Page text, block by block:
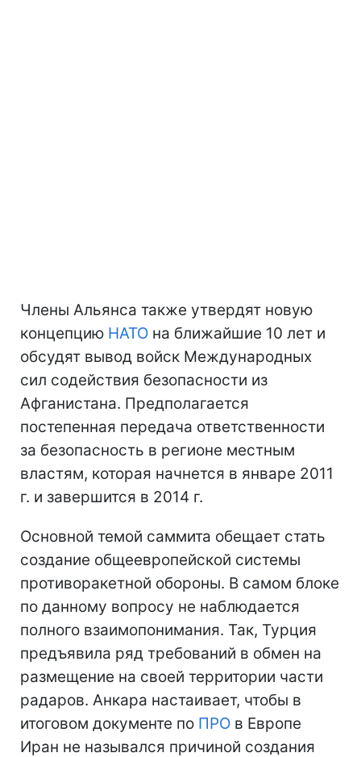
Члены Альянса также утвердят новую
концепцию НАТО на ближайшие 10 лет и
обсудят вывод войск Международных
сил содействия безопасности из
Афганистана. Предполагается
постепенная передача ответственности
за безопасность в регионе местным
властям, которая начнется в январе 2011
г. и завершится в 2014 г.
Основной темой саммита обещает стать
создание общеевропейской системы
противоракетной обороны. В самом блоке
по данному вопросу не наблюдается
полного взаимопонимания. Так, Турция
предъявила ряд требований в обмен на
размещение на своей территории части
радаров. Анкара настаивает, чтобы в
итоговом документе по ПРО в Европе
Иран не назывался причиной создания